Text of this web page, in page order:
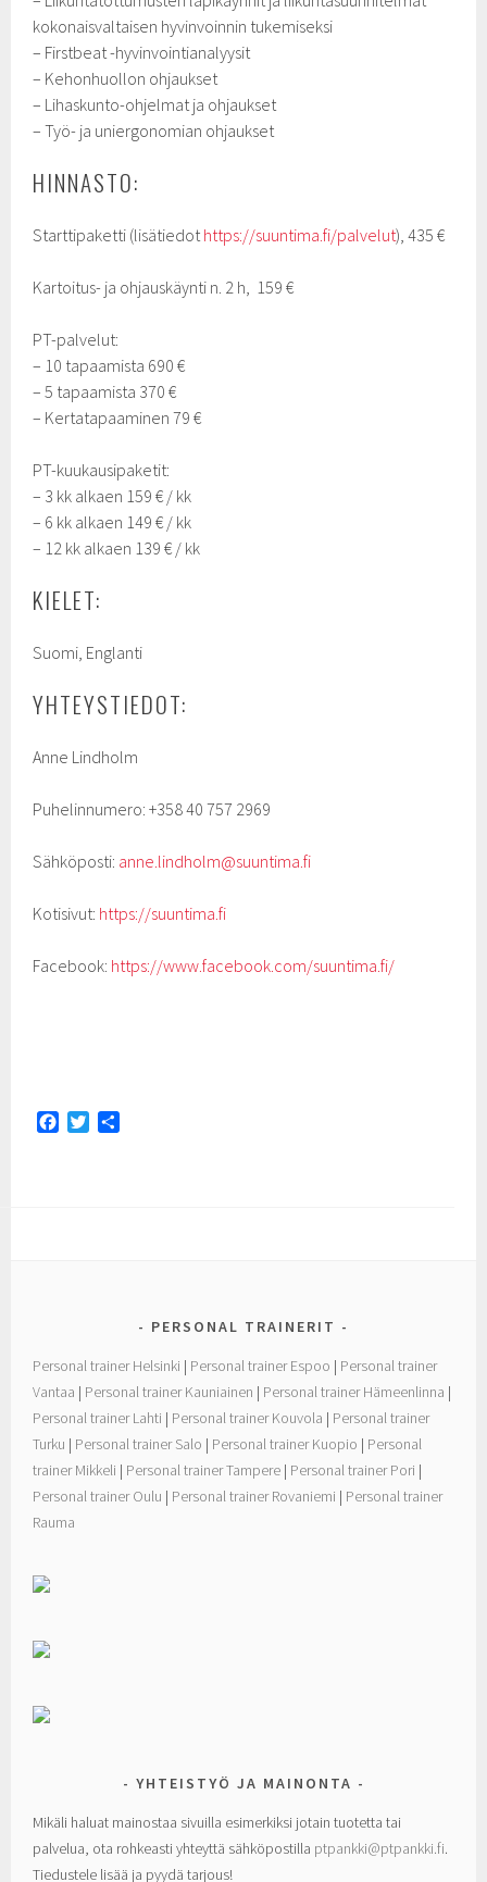
kokonaisvaltaisen hyvinvoinnin tukemiseksi
– Firstbeat -hyvinvointianalyysit
– Kehonhuollon ohjaukset
– Lihaskunto-ohjelmat ja ohjaukset
– Työ- ja uniergonomian ohjaukset
HINNASTO:
Starttipaketti (lisätiedothttps://suuntima.fi/palvelut), 435 €
Kartoitus- ja ohjauskäynti n. 2 h, 159 €
PT-palvelut:
– 10 tapaamista 690 €
– 5 tapaamista 370 €
– Kertatapaaminen 79 €
PT-kuukausipaketit:
– 3 kk alkaen 159 € / kk
– 6 kk alkaen 149 € / kk
– 12 kk alkaen 139 € / kk
KIELET:
Suomi, Englanti
YHTEYSTIEDOT:
Anne Lindholm
Puhelinnumero: +358 40 757 2969
Sähköposti: anne.lindholm@suuntima.fi
Kotisivut: https://suuntima.fi
Facebook: https://www.facebook.com/suuntima.fi/
PERSONAL TRAINERIT
Personal trainer Helsinki | Personal trainer Espoo | Personal trainer
Vantaa | Personal trainer Kauniainen | Personal trainer Hämeenlinna |
Personal trainer Lahti | Personal trainer Kouvola | Personal trainer
Turku | Personal trainer Salo | Personal trainer Kuopio | Personal
trainer Mikkeli | Personal trainer Tampere | Personal trainer Pori |
Personal trainer Oulu | Personal trainer Rovaniemi | Personal trainer
Rauma
YHTEISTYÖ JA MAINONTA
Mikäli haluat mainostaa sivuilla esimerkiksi jotain tuotetta tai
palvelua, ota rohkeasti yhteyttä sähköpostilla ptpankki@ptpankki.fi.
Tiedustele lisää ja pyydä tarjous!